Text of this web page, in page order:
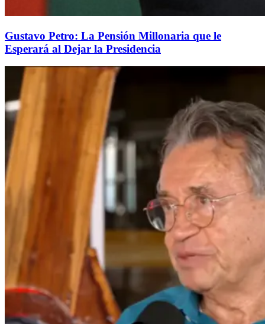
Gustavo Petro: La Pensión Millonaria que le
Esperará al Dejar la Presidencia